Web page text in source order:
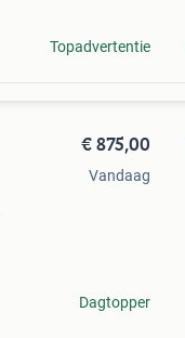
Topadvertentie
€ 875,00
Vandaag
Dagtopper